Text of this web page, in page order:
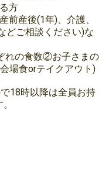
方
前産後(1年)、介護、
どご相談ください)な
れの食数②お子さまの
場食orテイクアウト)
18時以降は全員お持